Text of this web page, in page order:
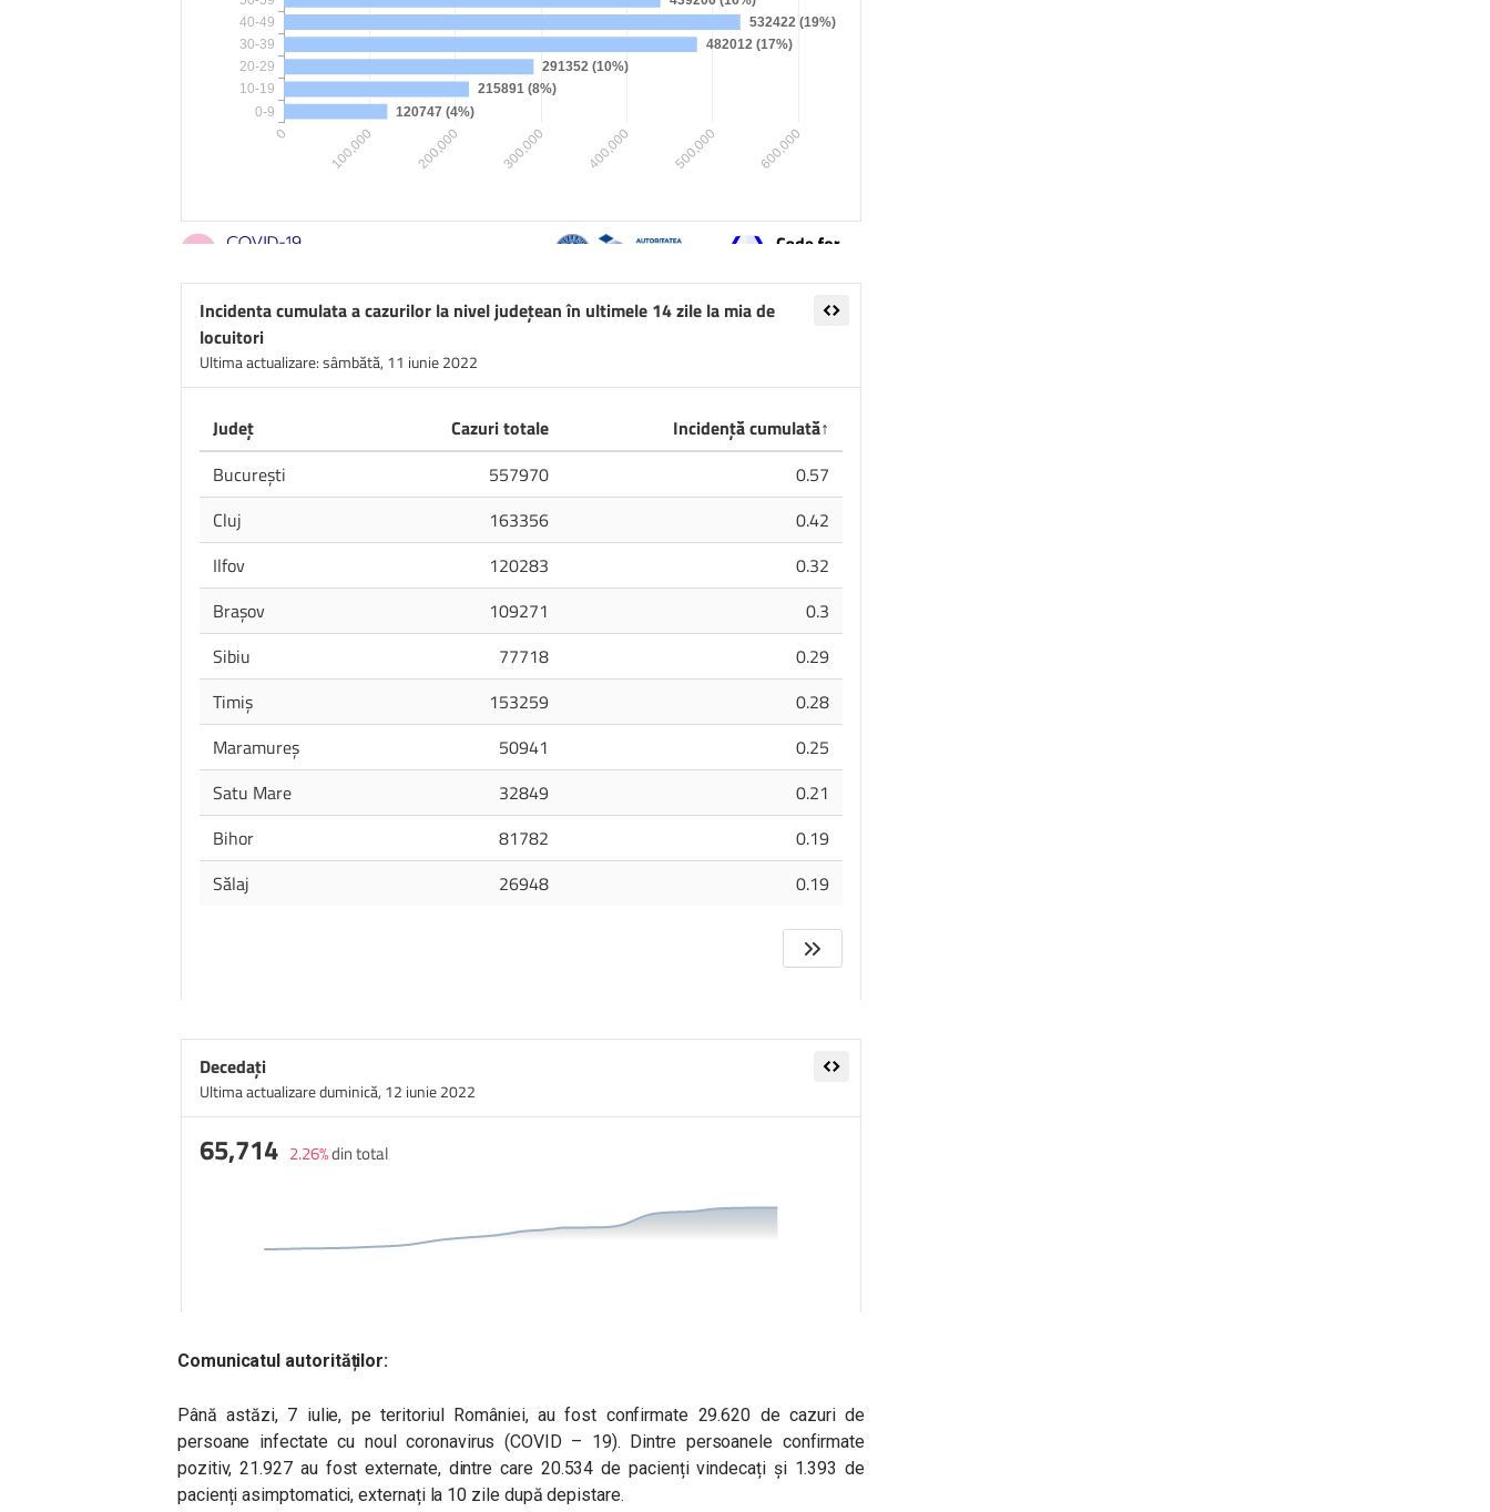
Comunicatul autorităților:
Până astăzi, 7 iulie, pe teritoriul României, au fost confirmate 29.620 de cazuri de
persoane infectate cu noul coronavirus (COVID – 19). Dintre persoanele confirmate
pozitiv, 21.927 au fost externate, dintre care 20.534 de pacienți vindecați și 1.393 de
pacienți asimptomatici, externați la 10 zile după depistare.